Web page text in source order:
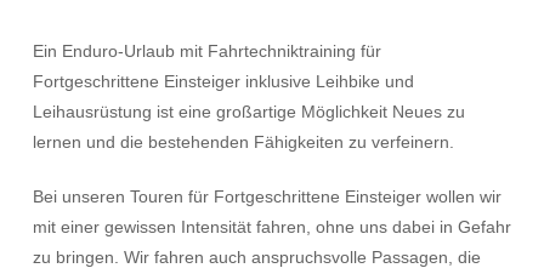
Ein Enduro-Urlaub mit Fahrtechniktraining für
Fortgeschrittene Einsteiger inklusive Leihbike und
Leihausrüstung ist eine großartige Möglichkeit Neues zu
lernen und die bestehenden Fähigkeiten zu verfeinern.
Bei unseren Touren für Fortgeschrittene Einsteiger wollen wir
mit einer gewissen Intensität fahren, ohne uns dabei in Gefahr
zu bringen. Wir fahren auch anspruchsvolle Passagen, die